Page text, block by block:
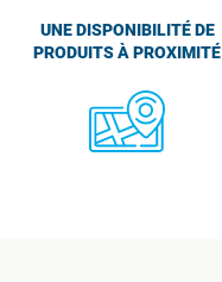
UNE DISPONIBILITÉ DE
PRODUITS À PROXIMITÉ